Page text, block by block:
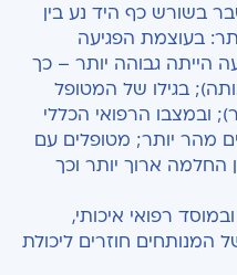
בשורש כף היד נע בין
בעוצמת הפגיעה
הייתה גבוהה יותר – כך
בגילו של המטופל
ובמצבו הרפואי הכללי
מהר יותר; מטופלים עם
החלמה ארוך יותר וכך
רפואי איכותי,
המנותחים חוזרים ליכולת